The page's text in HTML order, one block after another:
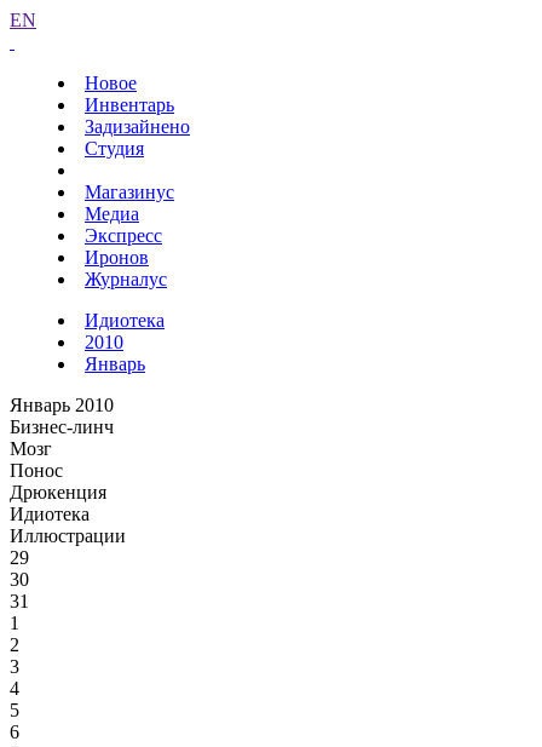
EN
Новое
Инвентарь
Задизайнено
Студия
Магазинус
Медиа
Экспресс
Иронов
Журналус
Идиотека
2010
Январь
Январь 2010
Бизнес-линч
Мозг
Понос
Дрюкенция
Идиотека
Иллюстрации
29
30
31
1
2
3
4
5
6